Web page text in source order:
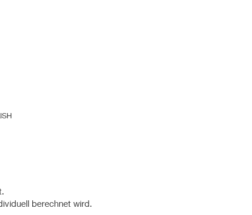
berechnet wird.